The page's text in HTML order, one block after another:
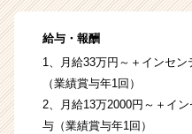
給与・報酬
1、月給33万円～＋インセ
（業績賞与年1回）
2、月給13万2000円～＋イ
与（業績賞与年1回）